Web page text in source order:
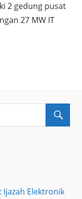
2 gedung pusat
27 MW IT
Ijazah Elektronik